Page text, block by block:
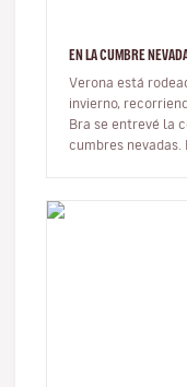
EN LA CUMBRE
Verona está
invierno,
Bra se entrevé la
cumbres nevadas.